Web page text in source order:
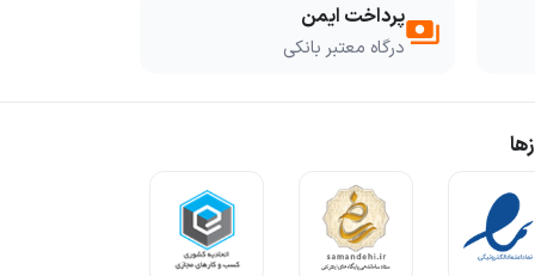
paymentsپرداخت ایمن
درگاه معتبر بانکی